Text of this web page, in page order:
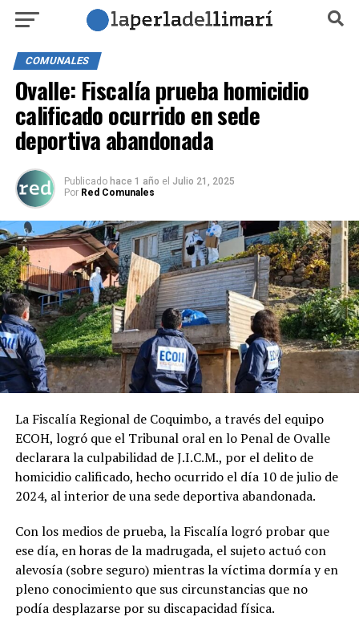
COMUNALES
Ovalle: Fiscalía prueba homicidio
calificado ocurrido en sede
deportiva abandonada
Publicado hace 1 año el Julio 21, 2025
Por Red Comunales
La Fiscalía Regional de Coquimbo, a través del equipo
ECOH, logró que el Tribunal oral en lo Penal de Ovalle
declarara la culpabilidad de J.I.C.M., por el delito de
homicidio calificado, hecho ocurrido el día 10 de julio de
2024, al interior de una sede deportiva abandonada.
Con los medios de prueba, la Fiscalía logró probar que
ese día, en horas de la madrugada, el sujeto actuó con
alevosía (sobre seguro) mientras la víctima dormía y en
pleno conocimiento que sus circunstancias que no
podía desplazarse por su discapacidad física.